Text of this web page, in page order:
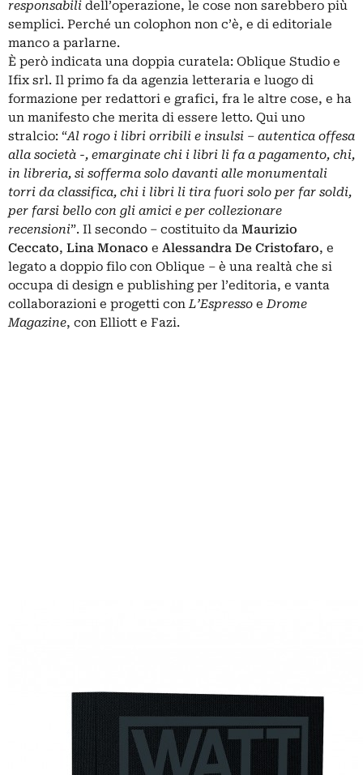
responsabili dell’operazione, le cose non sarebbero più
semplici. Perché un colophon non c’è, e di editoriale
manco a parlarne.
È però indicata una doppia curatela: Oblique Studio e
Ifix srl. Il primo fa da agenzia letteraria e luogo di
formazione per redattori e grafici, fra le altre cose, e ha
un manifesto che merita di essere letto. Qui uno
stralcio: “Al rogo i libri orribili e insulsi – autentica offesa
alla società -, emarginate chi i libri li fa a pagamento, chi,
in libreria, si sofferma solo davanti alle monumentali
torri da classifica, chi i libri li tira fuori solo per far soldi,
per farsi bello con gli amici e per collezionare
recensioni”. Il secondo – costituito da Maurizio
Ceccato, Lina Monaco e Alessandra De Cristofaro, e
legato a doppio filo con Oblique – è una realtà che si
occupa di design e publishing per l’editoria, e vanta
collaborazioni e progetti conL’Espresso eDrome
Magazine, con Elliott e Fazi.